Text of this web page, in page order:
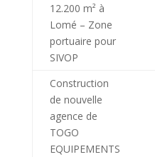
12.200 m² à
Lomé – Zone
portuaire pour
SIVOP
Construction
de nouvelle
agence de
TOGO
EQUIPEMENTS